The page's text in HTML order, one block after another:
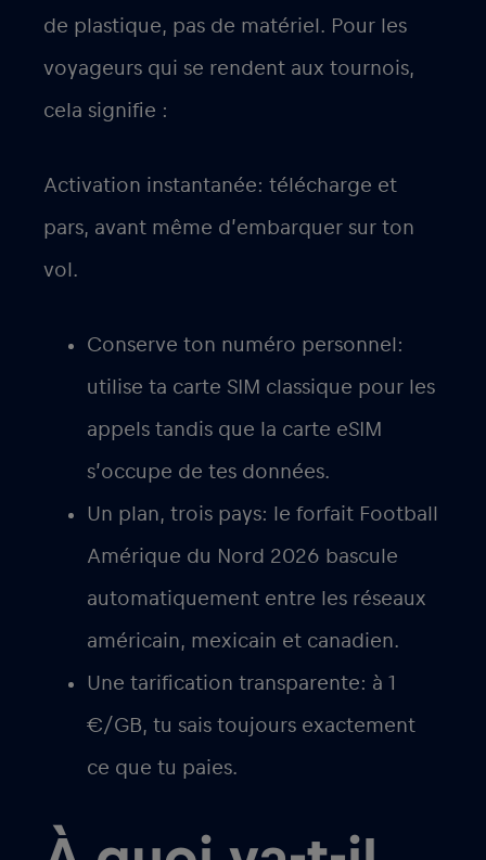
de plastique, pas de matériel. Pour les
voyageurs qui se rendent aux tournois,
cela signifie :
Activation instantanée: télécharge et
pars, avant même d’embarquer sur ton
vol.
Conserve ton numéro personnel:
utilise ta carte SIM classique pour les
appels tandis que la carte eSIM
s’occupe de tes données.
Un plan, trois pays: le forfait Football
Amérique du Nord 2026 bascule
automatiquement entre les réseaux
américain, mexicain et canadien.
Une tarification transparente: à 1
€/GB, tu sais toujours exactement
ce que tu paies.